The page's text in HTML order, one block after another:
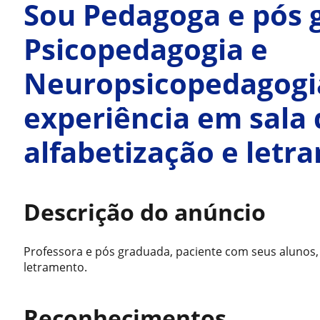
Sou Pedagoga e
Psicopedagogia e
experiência em sala
alfabetização e
Descrição do anúncio
Professora e pós graduada, paciente com seus
letramento.